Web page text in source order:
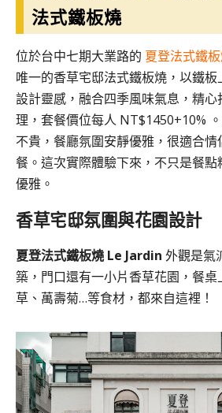
法式鐵板燒
位於台中七期大業路的 夏登法式鐵
唯一的香草宅邸法式鐵板燒，以鐵
設計靈感，融合四季風味氣息，精
理，套餐價位每人 NT$1450+10%
不貴，餐廳氛圍安靜優雅，很適合
餐。這次實際體驗下來，不只是餐
優雅。
香草宅邸氛圍與花園設計
夏登法式鐵板燒 Le Jardin 外觀是氣
築，門口還有一小片香草花園，餐桌
草、萬壽菊…等食材，都來自這裡！